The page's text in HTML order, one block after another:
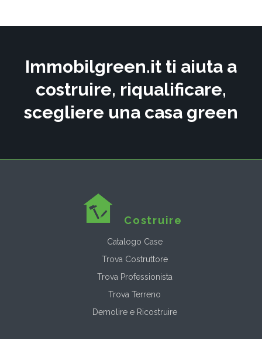
Immobilgreen.it ti aiuta a
costruire, riqualificare,
scegliere una casa green
Costruire
Catalogo Case
Trova Costruttore
Trova Professionista
Trova Terreno
Demolire e Ricostruire